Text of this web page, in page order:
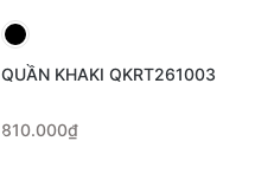
QUẦN KHAKI QKRT261003
810.000₫